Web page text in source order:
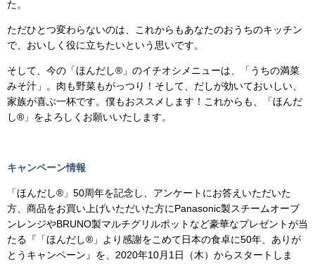
た。
ただひとつ変わらないのは、これからもあなたのおうちのキッチン
で、おいしく役に立ちたいという思いです。
そして、今の「ほんだし®」のイチオシメニューは、「うちの満菜
みそ汁」。肉も野菜もがっつり！そして、だしが効いておいしい、
家族が喜ぶ一杯です。僕もおススメします！これからも、「ほんだ
し®」をよろしくお願いいたします。
キャンペーン情報
「ほんだし®」50周年を記念し、アンケートにお答えいただいた
方、商品をお買い上げいただいた方にPanasonic製スチームオーブ
ンレンジやBRUNO製マルチグリルポットなど豪華なプレゼントが当
たる『「ほんだし®」より感謝をこめて日本の食卓に50年、ありが
とうキャンペーン』を、2020年10月1日（木）からスタートしま